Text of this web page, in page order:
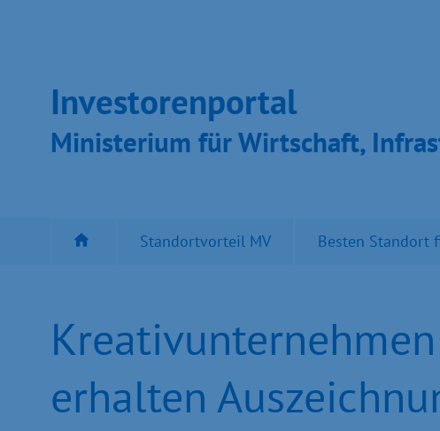
Inves­toren­por­tal
Ministeri­um für Wirt­schaft,
Standortvorteil MV Besten Standort
erhalten